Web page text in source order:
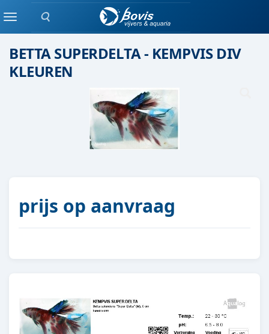
Zoeken
MenuEenlingen / Paren vis
BETTA SUPERDELTA - KEMPVIS DIV
KLEUREN
prijs op aanvraag